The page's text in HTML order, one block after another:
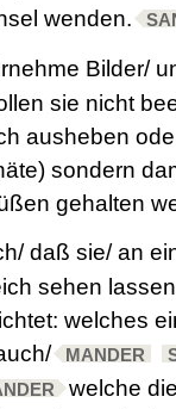
wenden.
Bilder/
sie nicht
ausheben
sondern
gehalten
daß sie/ an
sehen
welches
MANDER
welche